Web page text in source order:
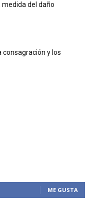
las
medida del daño
consagración y los
ME GUSTA